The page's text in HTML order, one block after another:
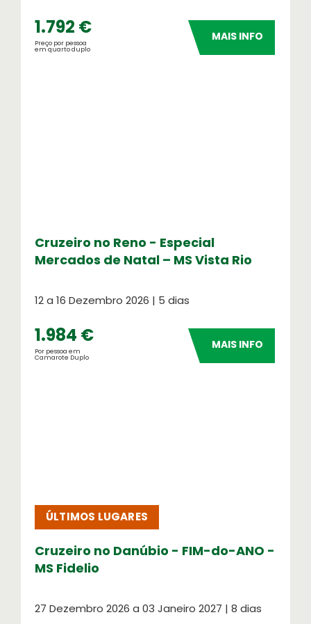
1.792 €
Preço por pessoa
em quarto duplo
MAIS INFO
Cruzeiro no Reno - Especial
Mercados de Natal – MS Vista Rio
12 a 16 Dezembro 2026 | 5 dias
1.984 €
Por pessoa em
Camarote Duplo
MAIS INFO
ÚLTIMOS LUGARES
Cruzeiro no Danúbio - FIM-do-ANO -
MS Fidelio
27 Dezembro 2026 a 03 Janeiro 2027 | 8 dias